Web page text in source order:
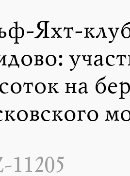
Яхт-
на
11205